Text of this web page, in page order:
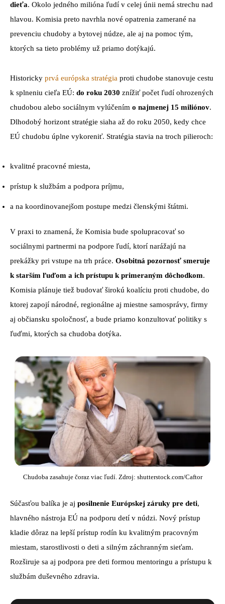
dieťa. Okolo jedného milióna ľudí v celej únii nemá strechu nad
hlavou. Komisia preto navrhla nové opatrenia zamerané na
prevenciu chudoby a bytovej núdze, ale aj na pomoc tým,
ktorých sa tieto problémy už priamo dotýkajú.
Historicky prvá európska stratégia proti chudobe stanovuje cestu
k splneniu cieľa EÚ: do roku 2030 znížiť počet ľudí ohrozených
chudobou alebo sociálnym vylúčením o najmenej 15 miliónov.
Dlhodobý horizont stratégie siaha až do roku 2050, kedy chce
EÚ chudobu úplne vykoreniť. Stratégia stavia na troch pilieroch:
kvalitné pracovné miesta,
prístup k službám a podpora príjmu,
a na koordinovanejšom postupe medzi členskými štátmi.
V praxi to znamená, že Komisia bude spolupracovať so
sociálnymi partnermi na podpore ľudí, ktorí narážajú na
prekážky pri vstupe na trh práce. Osobitná pozornosť smeruje
k starším ľuďom a ich prístupu k primeraným dôchodkom.
Komisia plánuje tiež budovať širokú koalíciu proti chudobe, do
ktorej zapojí národné, regionálne aj miestne samosprávy, firmy
aj občiansku spoločnosť, a bude priamo konzultovať politiky s
ľuďmi, ktorých sa chudoba dotýka.
Chudoba zasahuje čoraz viac ľudí. Zdroj: shutterstock.com/Caftor
Súčasťou balíka je aj posilnenie Európskej záruky pre deti,
hlavného nástroja EÚ na podporu detí v núdzi. Nový prístup
kladie dôraz na lepší prístup rodín ku kvalitným pracovným
miestam, starostlivosti o deti a silným záchranným sieťam.
Rozširuje sa aj podpora pre deti formou mentoringu a prístupu k
službám duševného zdravia.